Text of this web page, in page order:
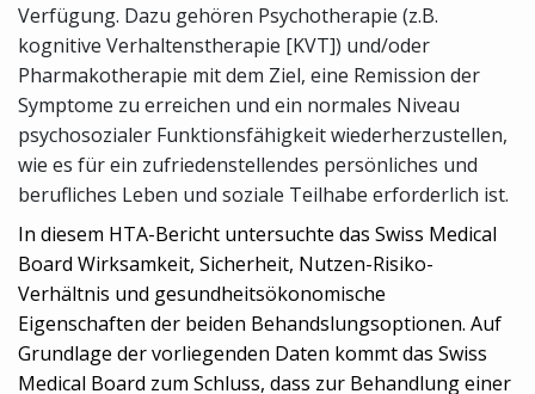
Verfügung. Dazu gehören Psychotherapie (z.B.
kognitive Verhaltenstherapie [KVT]) und/oder
Pharmakotherapie mit dem Ziel, eine Remission der
Symptome zu erreichen und ein normales Niveau
psychosozialer Funktionsfähigkeit wiederherzustellen,
wie es für ein zufriedenstellendes persönliches und
berufliches Leben und soziale Teilhabe erforderlich ist.
In diesem HTA-Bericht untersuchte das Swiss Medical
Board Wirksamkeit, Sicherheit, Nutzen-Risiko-
Verhältnis und gesundheitsökonomische
Eigenschaften der beiden Behandslungsoptionen. Auf
Grundlage der vorliegenden Daten kommt das Swiss
Medical Board zum Schluss, dass zur Behandlung einer